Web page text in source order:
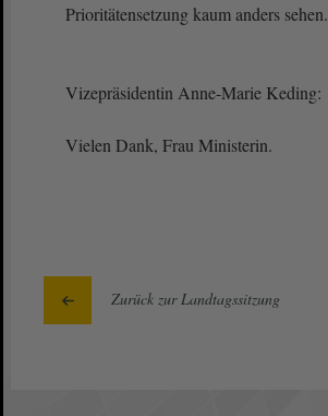
Prioritätensetzung kaum anders sehen.
Vizepräsidentin Anne-Marie Keding:
Vielen Dank, Frau Ministerin.
Zurück zur Landtagssitzung